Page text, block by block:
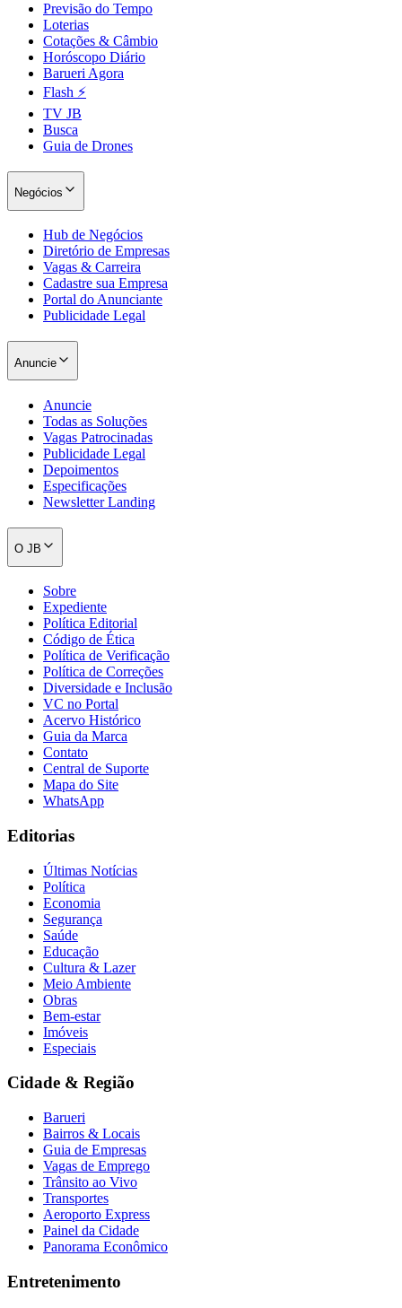
Flamengo
Vasco
Previsão do Tempo
Loterias
Cotações & Câmbio
Horóscopo Diário
Barueri Agora
Flash ⚡
TV JB
Busca
Guia de Drones
Negócios
Hub de Negócios
Diretório de Empresas
Vagas & Carreira
Cadastre sua Empresa
Portal do Anunciante
Publicidade Legal
Anuncie
Anuncie
Todas as Soluções
Vagas Patrocinadas
Publicidade Legal
Depoimentos
Especificações
Newsletter Landing
O JB
Sobre
Expediente
Política Editorial
Código de Ética
Política de Verificação
Política de Correções
Diversidade e Inclusão
VC no Portal
Acervo Histórico
Guia da Marca
Contato
Central de Suporte
Mapa do Site
WhatsApp
Editorias
Últimas Notícias
Política
Economia
Segurança
Saúde
Educação
Cultura & Lazer
Meio Ambiente
Obras
Bem-estar
Imóveis
Especiais
Cidade & Região
Barueri
Bairros & Locais
Guia de Empresas
Vagas de Emprego
Trânsito ao Vivo
Transportes
Aeroporto Express
Painel da Cidade
Panorama Econômico
Entretenimento